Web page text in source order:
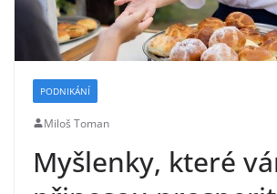
PODNIKÁNÍ
Miloš Toman
Myšlenky, které